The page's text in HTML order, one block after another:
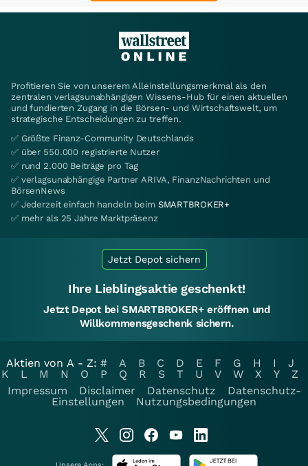
Profitieren Sie von unserem Alleinstellungsmerkmal als den
zentralen verlagsunabhängigen Wissens-Hub für einen aktuellen
und fundierten Zugang in die Börsen- und Wirtschaftswelt, um
strategische Entscheidungen zu treffen.
✅ Größte Finanz-Community Deutschlands
✅ über 550.000 registrierte Nutzer
✅ rund 2.000 Beiträge pro Tag
✅ verlagsunabhängige Partner ARIVA, FinanzNachrichten und
BörsenNews
✅ Jederzeit einfach handeln beim SMARTBROKER+
✅ mehr als 25 Jahre Marktpräsenz
Jetzt Depot sichern
Ihre Lieblingsaktie geschenkt!
Jetzt Depot bei SMARTBROKER+ eröffnen und
Willkommensgeschenk sichern.
Aktien von A - Z: # A B C D E F G H I
J
K
L M N O P Q R S T U V W X Y
Z
Impressum
Disclaimer Datenschutz
Datenschutz-
Einstellungen
Nutzungsbedingungen